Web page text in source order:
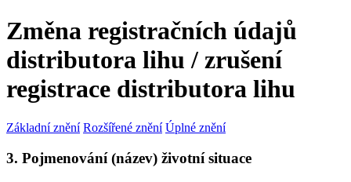
Změna registračních údajů
distributora lihu / zrušení
registrace distributora lihu
Základní znění Rozšířené znění Úplné znění
3. Pojmenování (název) životní situace